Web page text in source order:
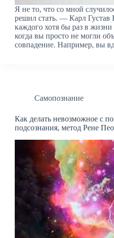
Я не то, что со мной
решил стать. — Карл
каждого хотя бы раз в
когда вы просто не могли
совпадение. Например, вы
Самопознание
Как делать невозможное с
подсознания, метод Рене